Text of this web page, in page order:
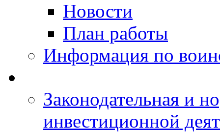
Новости
План работы
Информация по
Законодательная и
инвестиционной